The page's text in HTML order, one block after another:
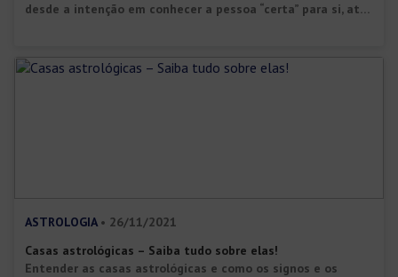
desde a intenção em conhecer a pessoa “certa” para si, até
sobre qual deles encabeçaria essa […]
ASTROLOGIA • 26/11/2021
Casas astrológicas – Saiba tudo sobre elas!
Entender as casas astrológicas e como os signos e os